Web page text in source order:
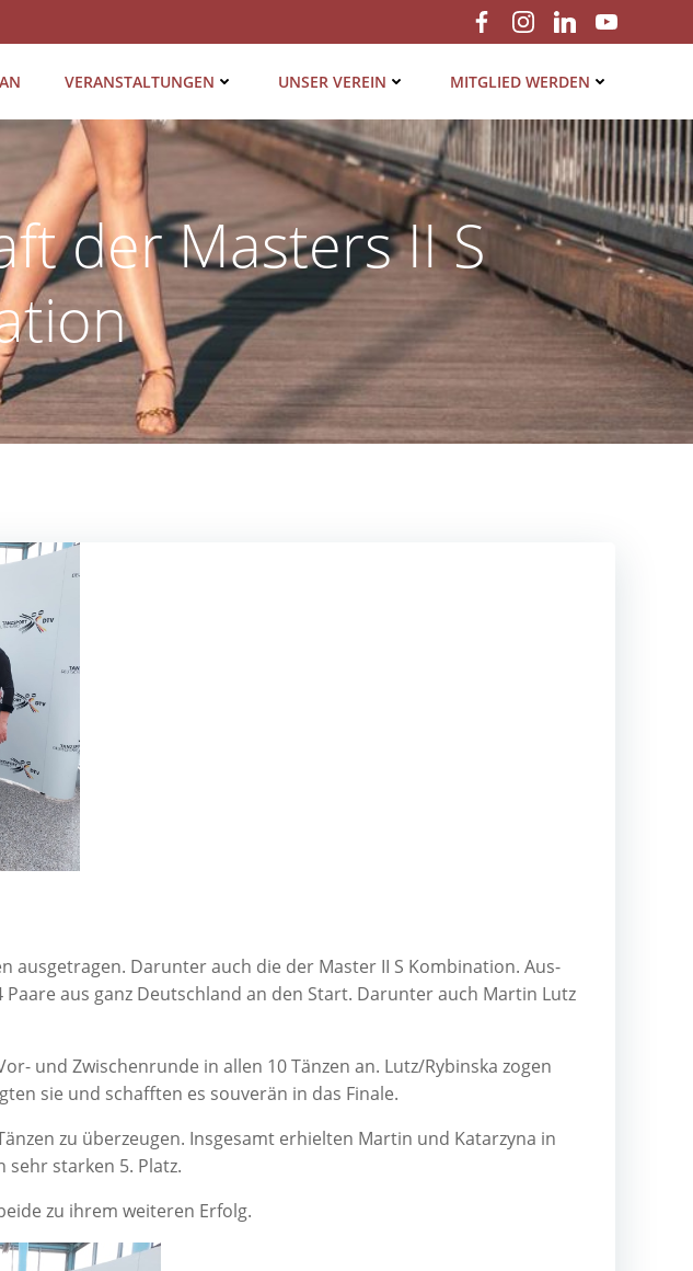
VER­AN­STAL­TUN­GEN UNSER VER­EIN MIT­GLIED WERDEN
der Masters II S
aus­ge­tra­gen. Dar­un­ter auch die der Mas­ter II S Kom­bi­na­ti­on. Aus­
aus ganz Deutsch­land an den Start. Dar­un­ter auch Mar­tin Lutz
und Zwi­schen­run­de in allen 10 Tän­zen an. Lutz/Rybinska zogen
sie und schaff­ten es sou­ve­rän in das Finale.
zu über­zeu­gen. Ins­ge­samt erhiel­ten Mar­tin und Katar­zy­na in
sehr star­ken 5. Platz.
zu ihrem wei­te­ren Erfolg.